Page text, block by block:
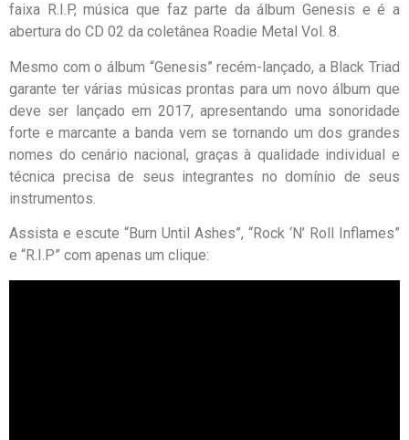
faixa R.I.P, música que faz parte da álbum Genesis e é a
abertura do CD 02 da coletânea Roadie Metal Vol. 8.
Mesmo com o álbum “Genesis” recém-lançado, a Black Triad
garante ter várias músicas prontas para um novo álbum que
deve ser lançado em 2017, apresentando uma sonoridade
forte e marcante a banda vem se tornando um dos grandes
nomes do cenário nacional, graças à qualidade individual e
técnica precisa de seus integrantes no domínio de seus
instrumentos.
Assista e escute “Burn Until Ashes”, “Rock ‘N’ Roll Inflames”
e “R.I.P” com apenas um clique: